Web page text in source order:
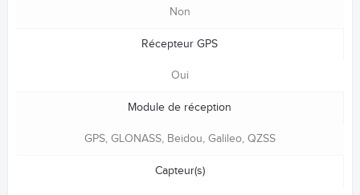
Non
Récepteur GPS
Oui
Module de réception
GPS, GLONASS, Beidou, Galileo, QZSS
Capteur(s)